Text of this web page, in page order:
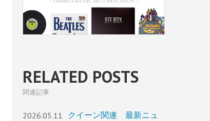
RELATED POSTS
関連記事
2026.05.11
クイーン関連 最新ニュ